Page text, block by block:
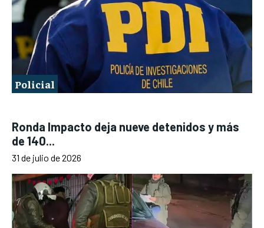
Policial
Ronda Impacto deja nueve detenidos y más
de 140...
31 de julio de 2026